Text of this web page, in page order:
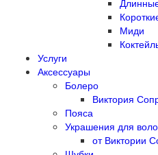
Миди
Услуги
Аксессуары
Болеро
Виктория
Пояса
Украшения для
от Виктории